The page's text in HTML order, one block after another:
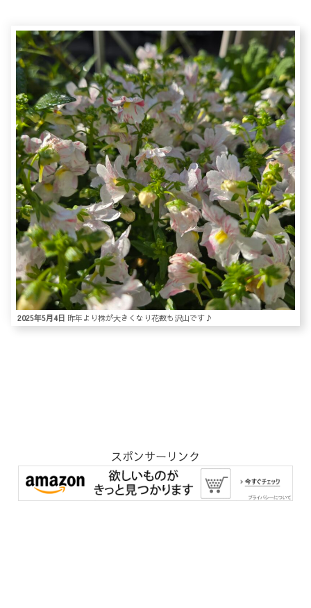
2025年5月4日 昨年より株が大きくなり花数も沢山です♪
スポンサーリンク